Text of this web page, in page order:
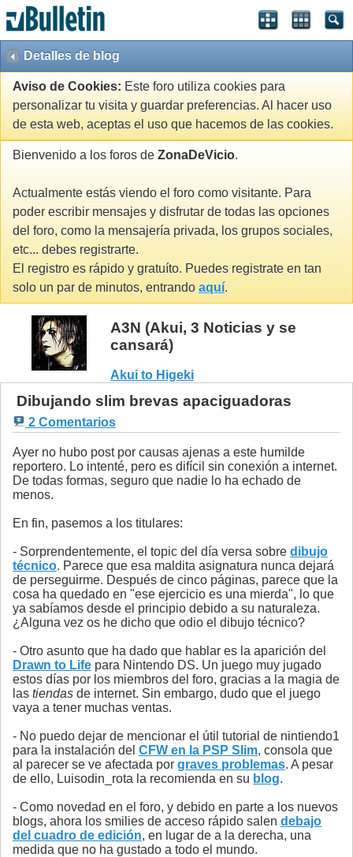
Detalles de blog
Aviso de Cookies: Este foro utiliza cookies para
personalizar tu visita y guardar preferencias. Al hacer uso
de esta web, aceptas el uso que hacemos de las cookies.
Bienvenido a los foros de ZonaDeVicio.
Actualmente estás viendo el foro como visitante. Para
poder escribir mensajes y disfrutar de todas las opciones
del foro, como la mensajería privada, los grupos sociales,
etc... debes registrarte.
El registro es rápido y gratuíto. Puedes registrate en tan
solo un par de minutos, entrando aquí.
A3N (Akui, 3 Noticias y se
cansará)
Akui to Higeki
Dibujando slim brevas apaciguadoras
2 Comentarios
Ayer no hubo post por causas ajenas a este humilde
reportero. Lo intenté, pero es difícil sin conexión a internet.
De todas formas, seguro que nadie lo ha echado de
menos.
En fin, pasemos a los titulares:
- Sorprendentemente, el topic del día versa sobre dibujo
técnico. Parece que esa maldita asignatura nunca dejará
de perseguirme. Después de cinco páginas, parece que la
cosa ha quedado en "ese ejercicio es una mierda", lo que
ya sabíamos desde el principio debido a su naturaleza.
¿Alguna vez os he dicho que odio el dibujo técnico?
- Otro asunto que ha dado que hablar es la aparición del
Drawn to Life para Nintendo DS. Un juego muy jugado
estos días por los miembros del foro, gracias a la magia de
las tiendas de internet. Sin embargo, dudo que el juego
vaya a tener muchas ventas.
- No puedo dejar de mencionar el útil tutorial de nintiendo1
para la instalación del CFW en la PSP Slim, consola que
al parecer se ve afectada por graves problemas. A pesar
de ello, Luisodin_rota la recomienda en su blog.
- Como novedad en el foro, y debido en parte a los nuevos
blogs, ahora los smilies de acceso rápido salen debajo
del cuadro de edición, en lugar de a la derecha, una
medida que no ha gustado a todo el mundo.